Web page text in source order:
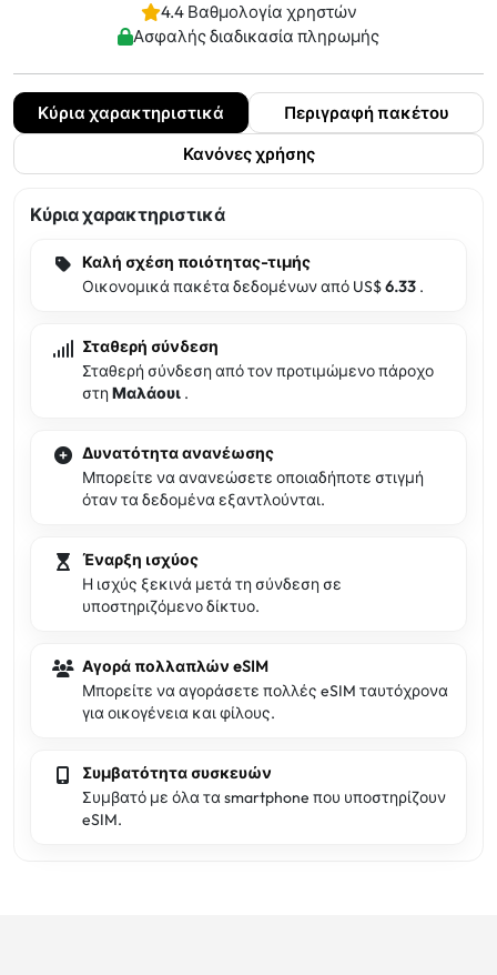
4.4 Βαθμολογία χρηστών
Ασφαλής διαδικασία πληρωμής
Κύρια χαρακτηριστικά
Περιγραφή πακέτου
Κανόνες χρήσης
Κύρια χαρακτηριστικά
Καλή σχέση ποιότητας-τιμής
Οικονομικά πακέτα δεδομένων από US$6.33 .
Σταθερή σύνδεση
Σταθερή σύνδεση από τον προτιμώμενο πάροχο
στηΜαλάουι .
Δυνατότητα ανανέωσης
Μπορείτε να ανανεώσετε οποιαδήποτε στιγμή
όταν τα δεδομένα εξαντλούνται.
Έναρξη ισχύος
Η ισχύς ξεκινά μετά τη σύνδεση σε
υποστηριζόμενο δίκτυο.
Αγορά πολλαπλών eSIM
Μπορείτε να αγοράσετε πολλές eSIM ταυτόχρονα
για οικογένεια και φίλους.
Συμβατότητα συσκευών
Συμβατό με όλα τα smartphone που υποστηρίζουν
eSIM.